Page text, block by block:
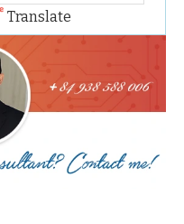
Translate